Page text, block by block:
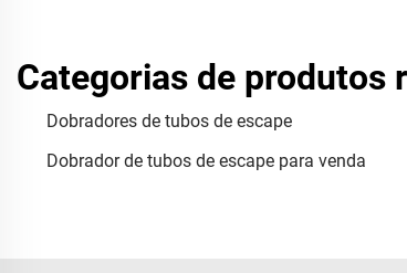
Categorias de produtos
Dobradores de tubos de escape
Dobrador de tubos de escape para venda